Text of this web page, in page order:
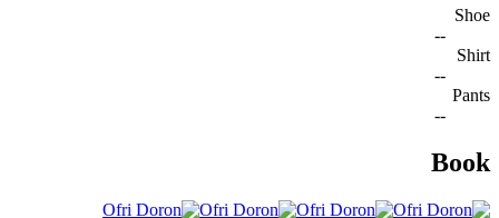
Shoe
--
Shirt
--
Pants
--
Book